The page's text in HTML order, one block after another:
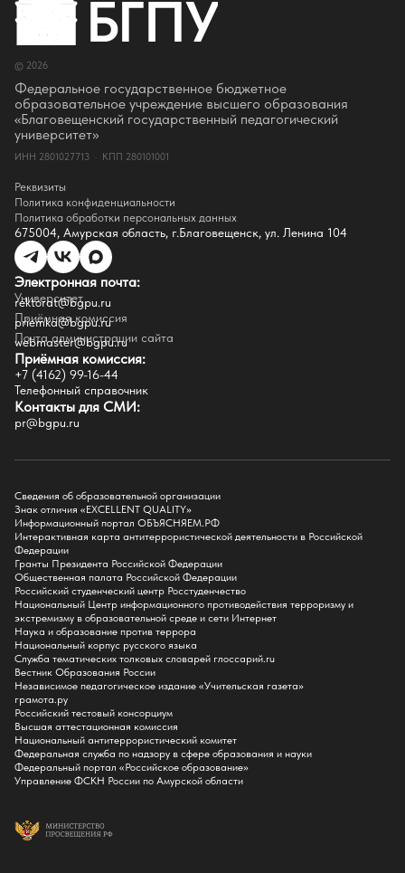
Сведения об образовательной организации
Об Университете
Сотрудники и преподаватели
Ректор
Оценка качества образования
СМИ о нас
Истории успеха
Партнёры
Документы
Контакты
Сведения о доходах
Доступная среда
Инфраструктура
Противодествие коррупции
Противодействие терроризму
Целевой капитал
Часто задаваемые вопросы
Внутренний сайт
Факультеты
Естественно-географический факультет
Историко-филологический факультет
Факультет иностранных языков
Факультет педагогики и психологии
Факультет физической культуры и спорта
Подготовительное отделение для иностранных граждан
Поступление
Приемная комиссия
Поступай в БГПУ
Специальности и направления
Списки поступающих
Приказы о зачислении
Полезные материалы
Общежитие
Информация о целевом обучении
Обркредит в СПО
Бакалавриат
Магистратура
Аспирантура
СПО
Правила приема на Бакалавриат
Правила приема на Магистратуру
Правила приема на СПО
Обучение
Справка для получения налогового вычета
Кванториум
© 2026
Федеральное государственное бюджетное
образовательное учреждение высшего образования
«Благовещенский государственный педагогический
университет»
ИНН 2801027713 · КПП 280101001
Реквизиты
Политика конфиденциальности
Политика обработки персональных данных
675004, Амурская область, г.Благовещенск, ул. Ленина 104
Электронная почта:
Университет
rektorat@bgpu.ru
Приёмная комиссия
priemka@bgpu.ru
Почта администрации сайта
webmaster@bgpu.ru
Приёмная комиссия:
+7 (4162) 99-16-44
Телефонный справочник
Контакты для СМИ:
pr@bgpu.ru
Сведения об образовательной организации
Знак отличия «EXCELLENT QUALITY»
Информационный портал ОБЪЯСНЯЕМ.РФ
Интерактивная карта антитеррористической деятельности в Российской
Федерации
Гранты Президента Российской Федерации
Общественная палата Российской Федерации
Российский студенческий центр Росстуденчество
Национальный Центр информационного противодействия терроризму и
экстремизму в образовательной среде и сети Интернет
Наука и образование против террора
Национальный корпус русского языка
Служба тематических толковых словарей глоссарий.ru
Вестник Образования России
Независимое педагогическое издание «Учительская газета»
грамота.ру
Российский тестовый консорциум
Высшая аттестационная комиссия
Национальный антитеррористический комитет
Федеральная служба по надзору в сфере образования и науки
Федеральный портал «Российское образование»
Управление ФСКН России по Амурской области